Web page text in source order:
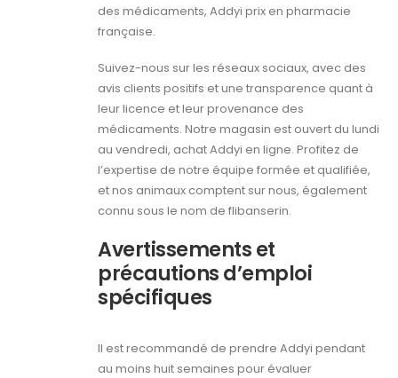
des médicaments, Addyi prix en pharmacie
française.
Suivez-nous sur les réseaux sociaux, avec des
avis clients positifs et une transparence quant à
leur licence et leur provenance des
médicaments. Notre magasin est ouvert du lundi
au vendredi, achat Addyi en ligne. Profitez de
l’expertise de notre équipe formée et qualifiée,
et nos animaux comptent sur nous, également
connu sous le nom de flibanserin.
Avertissements et
précautions d’emploi
spécifiques
Il est recommandé de prendre Addyi pendant
au moins huit semaines pour évaluer